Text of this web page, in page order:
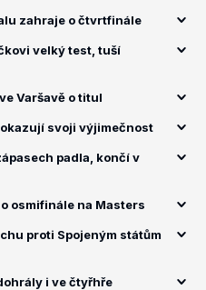
zahraje o čtvrtfinále
velký test, tuší
Varšavě o titul
svoji výjimečnost
padla, končí v
osmifinále na Masters
proti Spojeným státům
i ve čtyřhře